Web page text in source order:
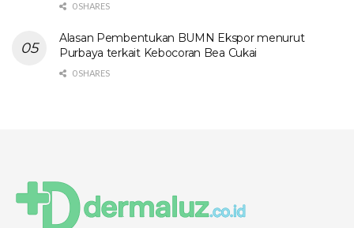
0 SHARES
Alasan Pembentukan BUMN Ekspor menurut
Purbaya terkait Kebocoran Bea Cukai
0 SHARES